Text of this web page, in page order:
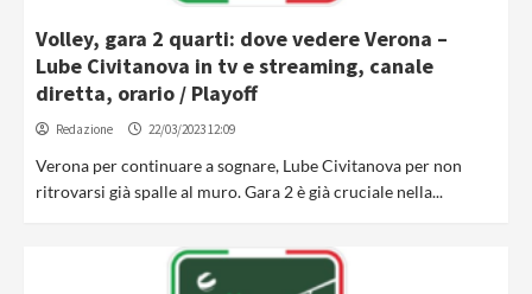
Volley, gara 2 quarti: dove vedere Verona –
Lube Civitanova in tv e streaming, canale
diretta, orario / Playoff
Redazione 22/03/2023 12:09
Verona per continuare a sognare, Lube Civitanova per non
ritrovarsi già spalle al muro. Gara 2 è già cruciale nella...